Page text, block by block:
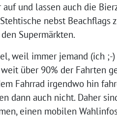
und lassen auch die
nebst
Supermärkten.
weil immer jemand (ich ;-
über 90% der Fahrten
Fahrrad irgendwo hin
dann auch nicht. Daher
einen mobilen